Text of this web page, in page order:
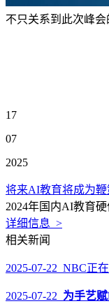
不只关系到此次峰会
17
07
2025
将来AI教育将成为
2024年国内AI教育
详细信息 >
相关新闻
2025-07-22 NBC正
2025-07-22 为手艺